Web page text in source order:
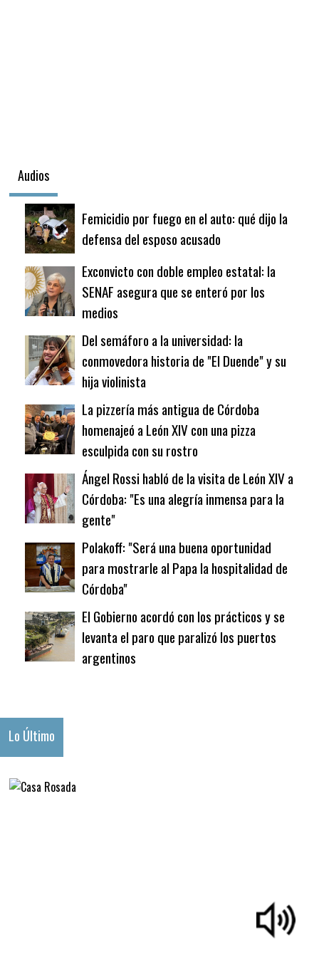
Audios
Femicidio por fuego en el auto: qué dijo la
defensa del esposo acusado
Exconvicto con doble empleo estatal: la
SENAF asegura que se enteró por los
medios
Del semáforo a la universidad: la
conmovedora historia de "El Duende" y su
hija violinista
La pizzería más antigua de Córdoba
homenajeó a León XIV con una pizza
esculpida con su rostro
Ángel Rossi habló de la visita de León XIV a
Córdoba: "Es una alegría inmensa para la
gente"
Polakoff: "Será una buena oportunidad
para mostrarle al Papa la hospitalidad de
Córdoba"
El Gobierno acordó con los prácticos y se
levanta el paro que paralizó los puertos
argentinos
Lo Último